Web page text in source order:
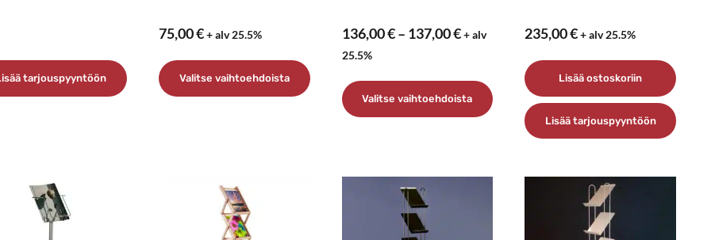
tarjouspyyntöön
75,00€+ alv 25.5%
Valitse vaihtoehdoista
muunnelma.
136,00€ – 137,00€Hintaluokka:
137,00 €
+ alv
25.5%
Valitse vaihtoehdoista
on
muunnelma.
235,00€+ alv 25.5%
Lisää ostoskoriin
Lisää tarjouspyyntöön